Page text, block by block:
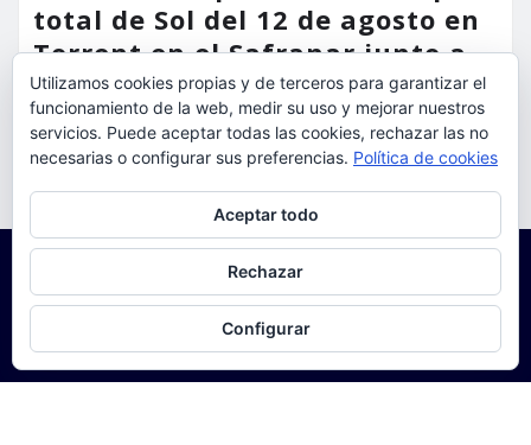
total de Sol del 12 de agosto en
Torrent en el Safranar junto a
las vías del AVE
torrent al dia Ago 5, 2026
Utilizamos cookies propias y de terceros para garantizar el
funcionamiento de la web, medir su uso y mejorar nuestros
servicios. Puede aceptar todas las cookies, rechazar las no
necesarias o configurar sus preferencias. Política de cookies
Aceptar todo
Rechazar
Configurar
Para obtener más información, incluido cómo gestionar las cookies,